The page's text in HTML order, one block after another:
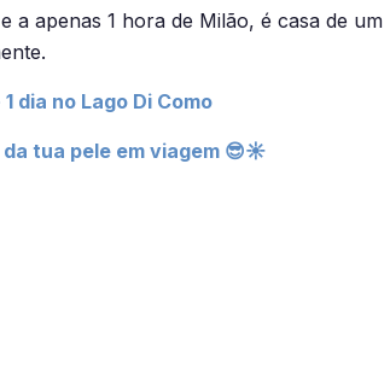
a apenas 1 hora de Milão, é casa de um
dia no Lago Di Como
tua pele em viagem 😎☀